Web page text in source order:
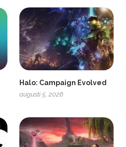
Halo: Campaign Evolved
augusti 5, 2026